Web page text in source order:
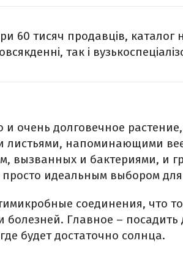
60 тисяч продавців, каталог
так і
очень долговечное
листьями, напоминающими
вызванных и бактериями, и
просто идеальным выбором
соединения, что
болезней. Главное –
будет достаточно солнца.